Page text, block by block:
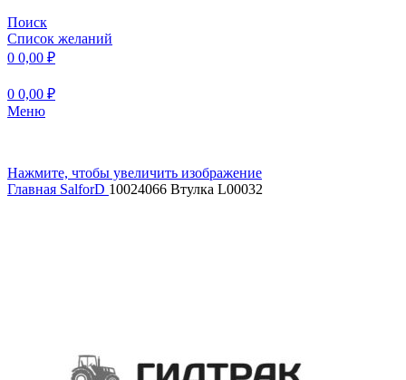
Поиск
Список желаний
0 0,00 ₽
0 0,00 ₽
Меню
Нажмите, чтобы увеличить изображение
Главная SalforD 10024066 Втулка L00032